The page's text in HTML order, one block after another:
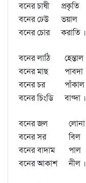
বনের চাষী
প্রকৃতি
বনের ঢেউ
ভয়াল
বনের চোর করাতি ।
বনের লাঠি
হেন্তাল
বনের মাছ
পাবদা
বনের চর
পাঁকাল
বনের চিংডি বাগ্দা ।
বনের জল
লোনা
বনের সর
বিল
বনের বাদাম
পাল
বনের আকাশ নীল ।